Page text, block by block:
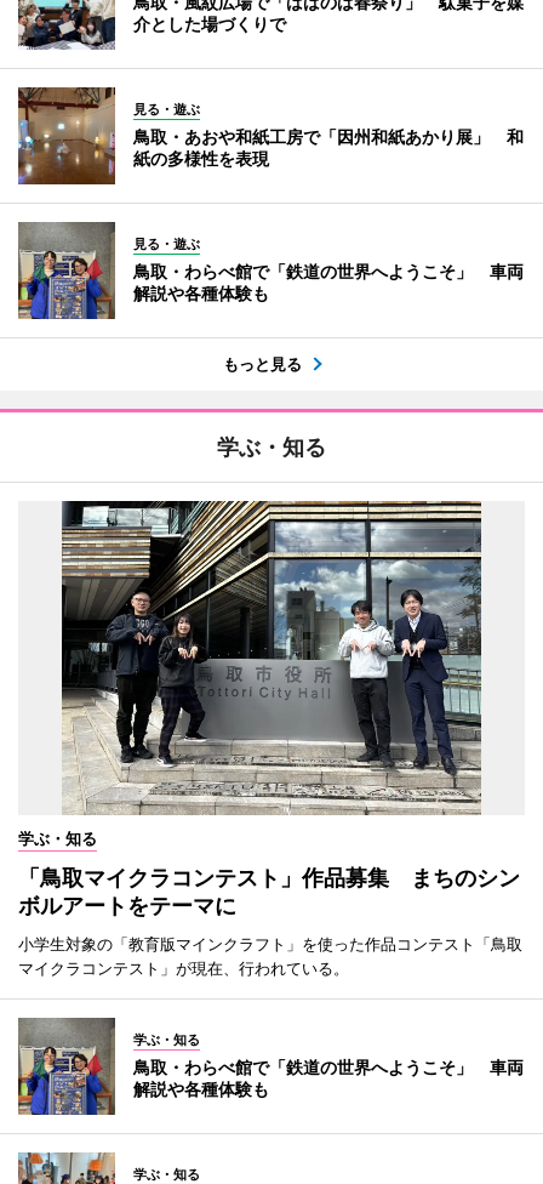
介とした場づくりで
見る・遊ぶ
鳥取・あおや和紙工房で「因州和紙あかり展」 和
紙の多様性を表現
見る・遊ぶ
鳥取・わらべ館で「鉄道の世界へようこそ」 車両
解説や各種体験も
もっと見る
学ぶ・知る
学ぶ・知る
「鳥取マイクラコンテスト」作品募集 まちのシン
ボルアートをテーマに
小学生対象の「教育版マインクラフト」を使った作品コンテスト「鳥取
マイクラコンテスト」が現在、行われている。
学ぶ・知る
鳥取・わらべ館で「鉄道の世界へようこそ」 車両
解説や各種体験も
学ぶ・知る